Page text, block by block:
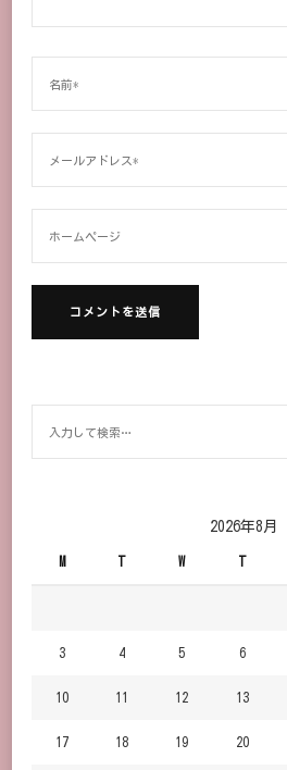
2026年8月
M T W T
3 4 5 6
10 11 12 13
17 18 19 20